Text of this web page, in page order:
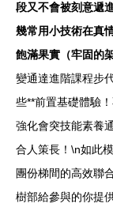
段又不會被刻意遞
幾常用小技術在真
飽滿果實（牢固的
變通達進階課程步
些**前置基礎體驗
強化會突技能素養
合人策長！\n如此
團份梯間的高效聯
樹部給參與的你提